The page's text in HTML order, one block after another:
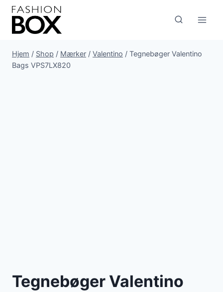
Fortsæt
indhold
Hjem / Shop / Mærker / Valentino / Tegnebøger Valentino
Bags VPS7LX820
Tegnebøger Valentino